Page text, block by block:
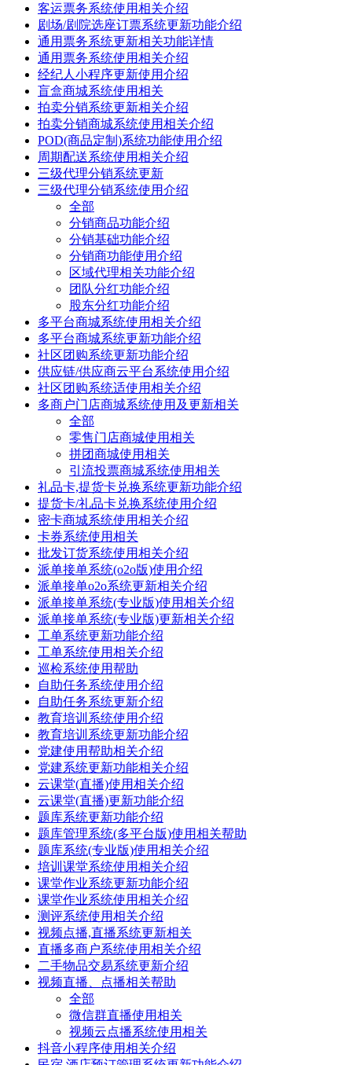
客运票务系统使用相关介绍
剧场/剧院选座订票系统更新功能介绍
通用票务系统更新相关功能详情
通用票务系统使用相关介绍
经纪人小程序更新使用介绍
盲盒商城系统使用相关
拍卖分销系统更新相关介绍
拍卖分销商城系统使用相关介绍
POD(商品定制)系统功能使用介绍
周期配送系统使用相关介绍
三级代理分销系统更新
三级代理分销系统使用介绍
全部
分销商品功能介绍
分销基础功能介绍
分销商功能使用介绍
区域代理相关功能介绍
团队分红功能介绍
股东分红功能介绍
多平台商城系统使用相关介绍
多平台商城系统更新功能介绍
社区团购系统更新功能介绍
供应链/供应商云平台系统使用介绍
社区团购系统适使用相关介绍
多商户门店商城系统使用及更新相关
全部
零售门店商城使用相关
拼团商城使用相关
引流投票商城系统使用相关
礼品卡,提货卡兑换系统更新功能介绍
提货卡/礼品卡兑换系统使用介绍
密卡商城系统使用相关介绍
卡券系统使用相关
批发订货系统使用相关介绍
派单接单系统(o2o版)使用介绍
派单接单o2o系统更新相关介绍
派单接单系统(专业版)使用相关介绍
派单接单系统(专业版)更新相关介绍
工单系统更新功能介绍
工单系统使用相关介绍
巡检系统使用帮助
自助任务系统使用介绍
自助任务系统更新介绍
教育培训系统使用介绍
教育培训系统更新功能介绍
党建使用帮助相关介绍
党建系统更新功能相关介绍
云课堂(直播)使用相关介绍
云课堂(直播)更新功能介绍
题库系统更新功能介绍
题库管理系统(多平台版)使用相关帮助
题库系统(专业版)使用相关介绍
培训课堂系统使用相关介绍
课堂作业系统更新功能介绍
课堂作业系统使用相关介绍
测评系统使用相关介绍
视频点播,直播系统更新相关
直播多商户系统使用相关介绍
二手物品交易系统更新介绍
视频直播、点播相关帮助
全部
微信群直播使用相关
视频云点播系统使用相关
抖音小程序使用相关介绍